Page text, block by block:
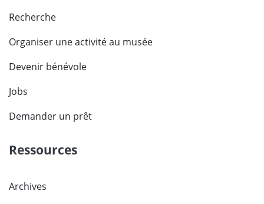
Recherche
Organiser une activité au musée
Devenir bénévole
Jobs
Demander un prêt
Ressources
Archives